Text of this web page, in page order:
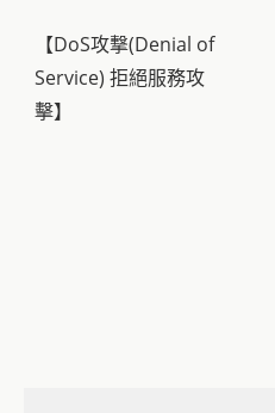
【DoS攻撃(Denial of
Service) 拒絕服務攻
擊】